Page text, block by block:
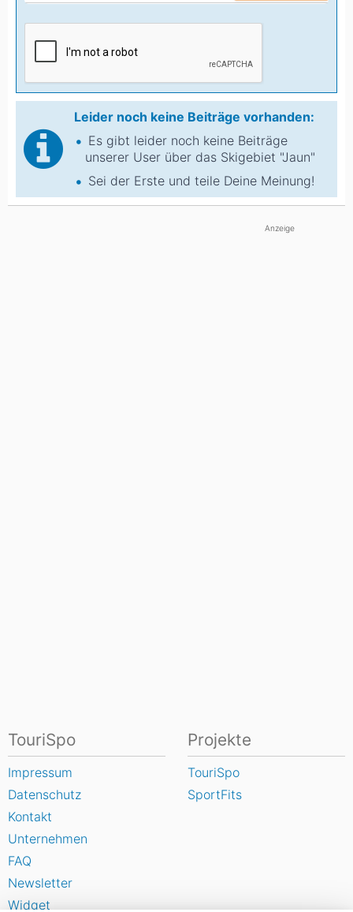
Leider noch keine Beiträge vorhanden:
Es gibt leider noch keine Beiträge
unserer User über das Skigebiet "Jaun"
Sei der Erste und teile Deine Meinung!
Anzeige
TouriSpo
Impressum
Datenschutz
Kontakt
Unternehmen
FAQ
Newsletter
Widget
Projekte
TouriSpo
SportFits